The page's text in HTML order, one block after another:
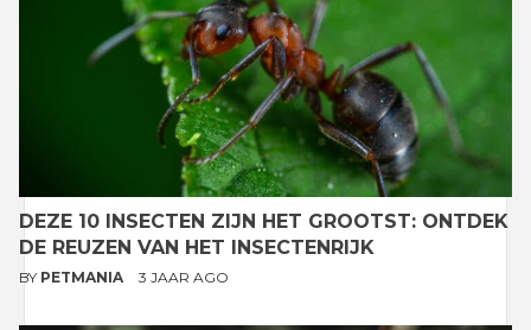
DEZE 10 INSECTEN ZIJN HET GROOTST: ONTDEK
DE REUZEN VAN HET INSECTENRIJK
BY PETMANIA 3 JAAR AGO